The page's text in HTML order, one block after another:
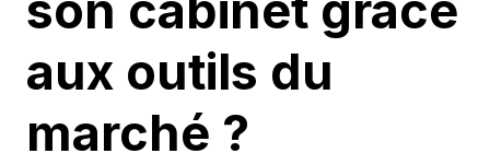
aux outils du
marché ?